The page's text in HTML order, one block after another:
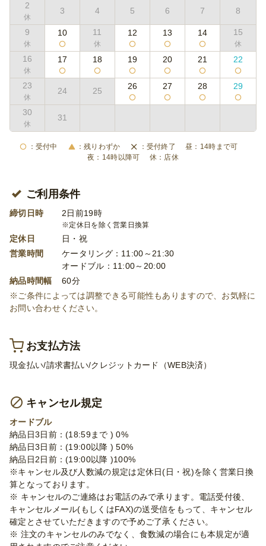
2
3 4 5 6 7 8
9 10 11 12 13 14 15
16 17 18 19 20 21 22
23
24 25 26 27 28 29
30
31
受付中 残りわずか 受付終了
14時まで可
14時以降可
店休
ご利用条件
締切日時 2日前19時
※定休日を除く営業日換算
定休日
日・祝
営業時間
ケータリング：11:00～21:30
オードブル：11:00～20:00
納品時間幅
60分
※ご条件によっては調整できる可能性もありますので、お気軽に
お問い合わせください。
お支払方法
現金払い/請求書払い/クレジットカード（WEB決済）
キャンセル規定
オードブル
納品日3日前：(18:59まで ) 0%
納品日3日前：(19:00以降 ) 50%
納品日2日前：(19:00以降 )100%
※キャンセル及び人数減の規定は定休日(日・祝)を除く営業日換
算となっております。
※ キャンセルのご連絡はお電話のみで承ります。電話受付後、
キャンセルメール(もしくはFAX)の送受信をもって、キャンセル
確定とさせていただきますので予めご了承ください。
※ 注文のキャンセルのみでなく、食数減の場合にも本規定が適